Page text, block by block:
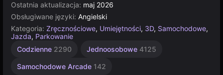
Ostatnia aktualizacja: maj 2026
Obsługiwane języki: Angielski
Kategoria: Zręcznościowe, Umiejętności, 3D, Samochodowe,
Jazda, Parkowanie
Codzienne 2290 Jednoosobowe 4125
Samochodowe Arcade 142